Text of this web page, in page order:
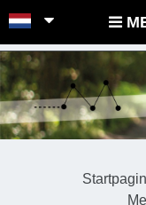
POINTS-NOEUDS